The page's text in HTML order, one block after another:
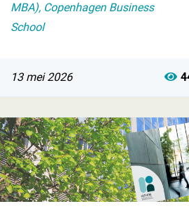
MBA), Copenhagen Business
School
13 mei 2026